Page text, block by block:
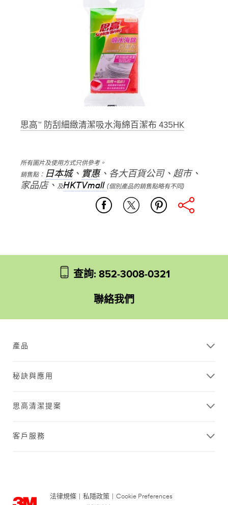
思高™ 防刮細緻清潔吸水海綿百潔布 435HK
所有圖片及使用方式只供參考。
銷售點： 日本城、 實惠、各大百貨公司、超市、
家品店、 及HKTVmall (個別產品的銷售點略有不同)
查詢: 852-3008-0321
聯絡我們
產品
秘訣與應用
思高清潔提案
客戶服務
法律規條 私隱政策 Cookie Preferences